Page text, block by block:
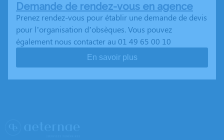
Demande de rendez-vous en agence
Prenez rendez-vous pour établir une demande de devis
pour l’organisation d’obsèques. Vous pouvez
également nous contacter au 01 49 65 00 10
En savoir plus